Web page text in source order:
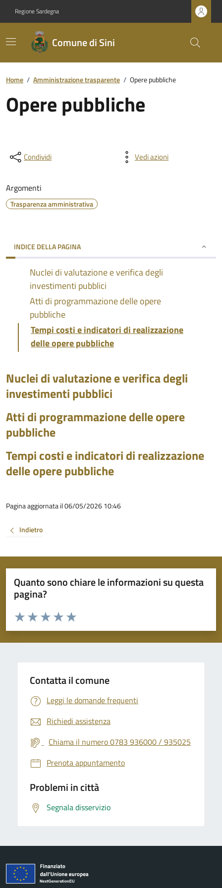
Regione Sardegna
Comune di Sini
Home / Amministrazione trasparente / Opere pubbliche
Opere pubbliche
Condividi Vedi azioni
Argomenti
Trasparenza amministrativa
INDICE DELLA PAGINA
Nuclei di valutazione e verifica degli
investimenti pubblici
Atti di programmazione delle opere
pubbliche
Tempi costi e indicatori di realizzazione
delle opere pubbliche
Nuclei di valutazione e verifica degli
investimenti pubblici
Atti di programmazione delle opere
pubbliche
Tempi costi e indicatori di realizzazione
delle opere pubbliche
Pagina aggiornata il 06/05/2026 10:46
Indietro
Quanto sono chiare le informazioni su questa
pagina?
Valuta da 1 a 5 stelle la pagina
Valuta 5 stelle su 5
Valuta 4 stelle su 5
Valuta 3 stelle su 5
Valuta 2 stelle su 5
Valuta 1 stelle su 5
Contatta il comune
Leggi le domande frequenti
Richiedi assistenza
Chiama il numero 0783 936000 / 935025
Prenota appuntamento
Problemi in città
Segnala disservizio